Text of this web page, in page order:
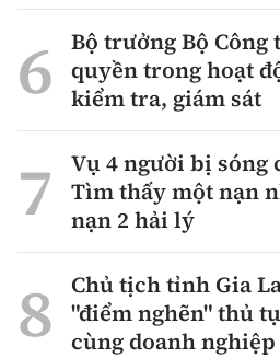
Bộ trưởng Bộ Công
quyền trong hoạt
kiểm tra, giám sát
Vụ 4 người bị sóng
Tìm thấy một nạn
nạn 2 hải lý
Chủ tịch tỉnh Gia
"điểm nghẽn" thủ
cùng doanh nghiệp